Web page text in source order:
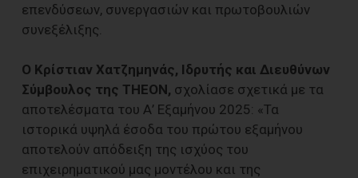
επενδύσεων, συνεργασιών και πρωτοβουλιών
συνεξέλιξης.
Ο Κρίστιαν Χατζημηνάς, Ιδρυτής και Διευθύνων
Σύμβουλος της THEON, σχολίασε σχετικά με τα
αποτελέσματα του Α’ Εξαμήνου 2025: «Τα
ιστορικά υψηλά έσοδα του πρώτου εξαμήνου
αποτελούν απόδειξη της ισχύος του
επιχειρηματικού μας μοντέλου και της